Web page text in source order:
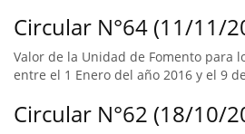
Circular N°64 (11/11/
Valor de la Unidad de Fomento para
entre el 1 Enero del año 2016 y el 9
Circular N°62 (18/10/